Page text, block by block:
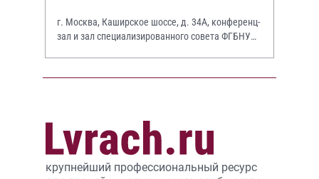
г. Москва, Каширское шоссе, д. 34А, конференц-
зал и зал специализированного совета ФГБНУ
крупнейший профессиональный ресурс